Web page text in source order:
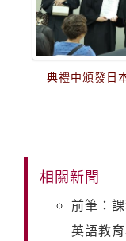
典禮中頒發日
相關新聞
前筆：
英語教